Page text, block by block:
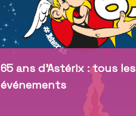
65 ans d’Astérix : tous les
événements